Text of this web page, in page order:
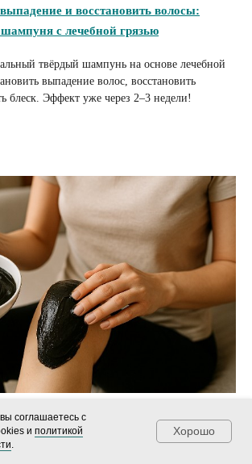
и восстановить волосы:
шампуня с лечебной грязью
твёрдый шампунь на основе лечебной
выпадение волос, восстановить
блеск. Эффект уже через 2–3 недели!
с помощью сульфидно‑иловой грязи из
вод
соглашаетесь с
и политикой
.
Хорошо